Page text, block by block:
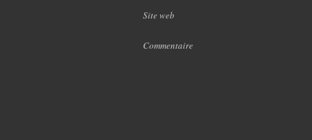
Site web
Commentaire